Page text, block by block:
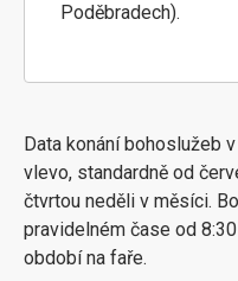
Poděbradech).
Data konání bohoslužeb
vlevo, standardně od
čtvrtou neděli v měsíci.
pravidelném čase od
období na faře.